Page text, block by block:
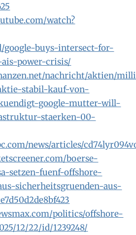
watch?
google-buys-intersect-for-
power-crisis/
nachricht/aktien/
stabil-kauf-von-
google-mutter-will-
staerken-00-
news/articles/
boerse-
setzen-fuenf-offshore-
sicherheitsgruenden-aus-
politics/offshore-
12/22/id/1239248/